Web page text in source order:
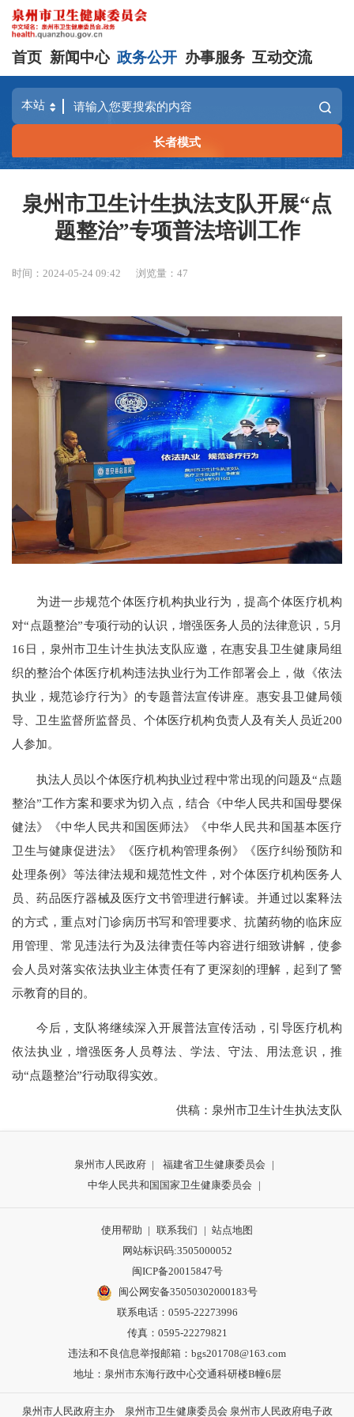
首页 新闻中心 政务公开 办事服务 互动交流
长者模式
泉州市卫生计生执法支队开展“点
题整治”专项普法培训工作
时间：2024-05-24 09:42 浏览量：47
为进一步规范个体医疗机构执业行为，提高个体医疗机构
对“点题整治”专项行动的认识，增强医务人员的法律意识，5月
16日，泉州市卫生计生执法支队应邀，在惠安县卫生健康局组
织的整治个体医疗机构违法执业行为工作部署会上，做《依法
执业，规范诊疗行为》的专题普法宣传讲座。惠安县卫健局领
导、卫生监督所监督员、个体医疗机构负责人及有关人员近200
人参加。
执法人员以个体医疗机构执业过程中常出现的问题及“点题
整治”工作方案和要求为切入点，结合《中华人民共和国母婴保
健法》《中华人民共和国医师法》《中华人民共和国基本医疗
卫生与健康促进法》《医疗机构管理条例》《医疗纠纷预防和
处理条例》等法律法规和规范性文件，对个体医疗机构医务人
员、药品医疗器械及医疗文书管理进行解读。并通过以案释法
的方式，重点对门诊病历书写和管理要求、抗菌药物的临床应
用管理、常见违法行为及法律责任等内容进行细致讲解，使参
会人员对落实依法执业主体责任有了更深刻的理解，起到了警
示教育的目的。
今后，支队将继续深入开展普法宣传活动，引导医疗机构
依法执业，增强医务人员尊法、学法、守法、用法意识，推
动“点题整治”行动取得实效。
供稿：泉州市卫生计生执法支队
泉州市人民政府 | 福建省卫生健康委员会
|
中华人民共和国国家卫生健康委员会
|
使用帮助 | 联系我们 | 站点地图
网站标识码:3505000052
闽ICP备20015847号
闽公网安备35050302000183号
联系电话：0595-22273996
传真：0595-22279821
违法和不良信息举报邮箱：bgs201708@163.com
地址：泉州市东海行政中心交通科研楼B幢6层
泉州市人民政府主办 泉州市卫生健康委员会 泉州市人民政府电子政